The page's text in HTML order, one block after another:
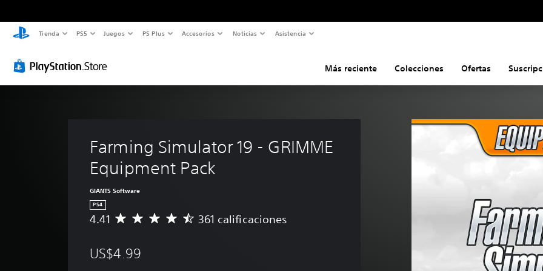
Tienda PS5 Juegos PS Plus Accesorios Noticias Asistencia
Más reciente Colecciones Ofertas
Farming Simulator 19 - GRIMME
Equipment Pack
GIANTS Software
PS4
C
i
4.41 361 calificaciones
US$4.99